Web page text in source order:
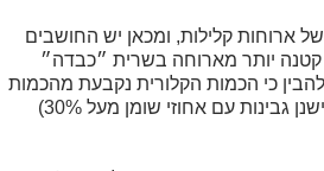
ארוחות קלילות, ומכאן יש החושבים
קטנה יותר מארוחה בשרית ״כבדה״
כי הכמות הקלורית נקבעת מהכמות
הנאכלת, אחוזי השומן של המוצרים (ישנן גבינות עם אחוזי שומן מעל 30%)